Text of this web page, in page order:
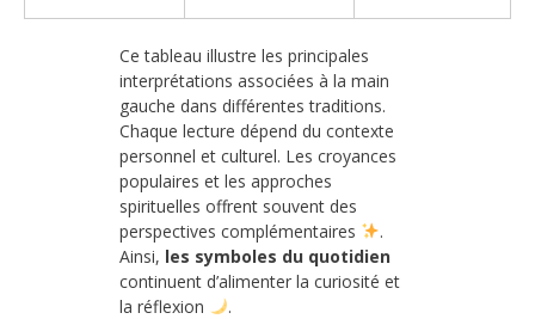
Ce tableau illustre les principales
interprétations associées à la main
gauche dans différentes traditions.
Chaque lecture dépend du contexte
personnel et culturel. Les croyances
populaires et les approches
spirituelles offrent souvent des
perspectives complémentaires
.
Ainsi, les symboles du quotidien
continuent d’alimenter la curiosité et
la réflexion
.